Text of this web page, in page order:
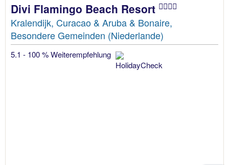
Divi Flamingo Beach Resort
Kralendijk, Curacao & Aruba & Bonaire,
Besondere Gemeinden (Niederlande)
5.1 - 100 % Weiterempfehlung